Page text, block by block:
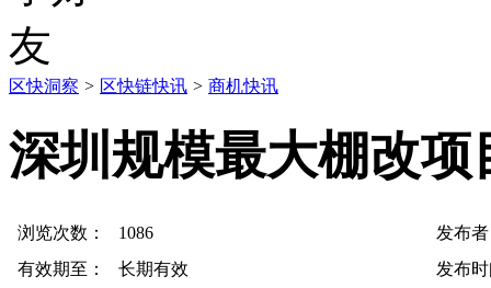
区快洞察 > 区快链快讯 > 商机快讯
深圳规模最大棚改
浏览次数： 1086
发布
有效期至：
长期有效 发布